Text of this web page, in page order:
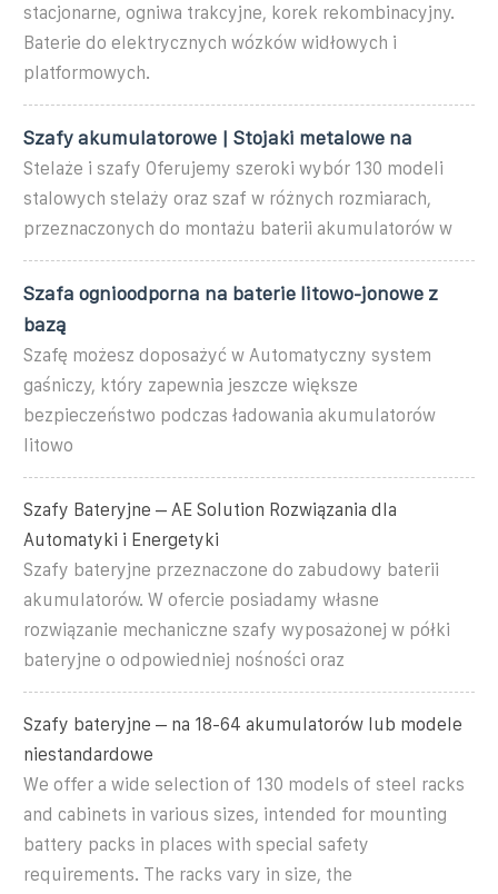
stacjonarne, ogniwa trakcyjne, korek rekombinacyjny.
Baterie do elektrycznych wózków widłowych i
platformowych.
Szafy akumulatorowe | Stojaki metalowe na
Stelaże i szafy Oferujemy szeroki wybór 130 modeli
stalowych stelaży oraz szaf w różnych rozmiarach,
przeznaczonych do montażu baterii akumulatorów w
Szafa ognioodporna na baterie litowo-jonowe z
bazą
Szafę możesz doposażyć w Automatyczny system
gaśniczy, który zapewnia jeszcze większe
bezpieczeństwo podczas ładowania akumulatorów
litowo
Szafy Bateryjne – AE Solution Rozwiązania dla
Automatyki i Energetyki
Szafy bateryjne przeznaczone do zabudowy baterii
akumulatorów. W ofercie posiadamy własne
rozwiązanie mechaniczne szafy wyposażonej w półki
bateryjne o odpowiedniej nośności oraz
Szafy bateryjne – na 18-64 akumulatorów lub modele
niestandardowe
We offer a wide selection of 130 models of steel racks
and cabinets in various sizes, intended for mounting
battery packs in places with special safety
requirements. The racks vary in size, the